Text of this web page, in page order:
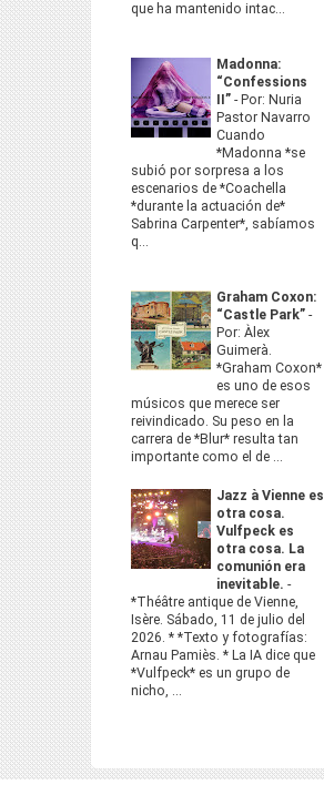
que ha mantenido intac...
Madonna:
“Confessions
II” - Por: Nuria
Pastor Navarro
Cuando
*Madonna *se
subió por sorpresa a los
escenarios de *Coachella
*durante la actuación de*
Sabrina Carpenter*, sabíamos
q...
Graham Coxon:
“Castle Park” -
Por: Àlex
Guimerà.
*Graham Coxon*
es uno de esos
músicos que merece ser
reivindicado. Su peso en la
carrera de *Blur* resulta tan
importante como el de ...
Jazz à Vienne es
otra cosa.
Vulfpeck es
otra cosa. La
comunión era
inevitable. -
*Théâtre antique de Vienne,
Isère. Sábado, 11 de julio del
2026. * *Texto y fotografías:
Arnau Pamiès. * La IA dice que
*Vulfpeck* es un grupo de
nicho, ...